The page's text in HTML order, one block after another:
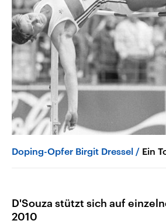
Doping-Opfer Birgit Dressel Ein
D'Souza stützt sich auf
2010